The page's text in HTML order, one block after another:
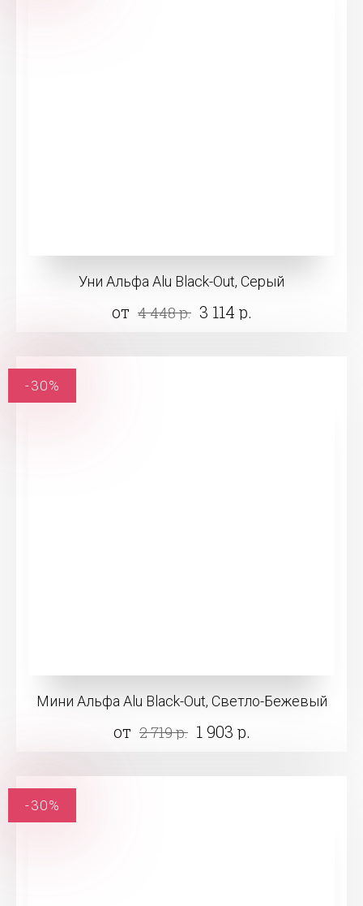
Уни Альфа Alu Black-Out, Серый
от 4 448 р. 3 114 р.
Мини Альфа Alu Black-Out, Светло-Бежевый
от 2 719 р. 1 903 р.
-30%
-30%